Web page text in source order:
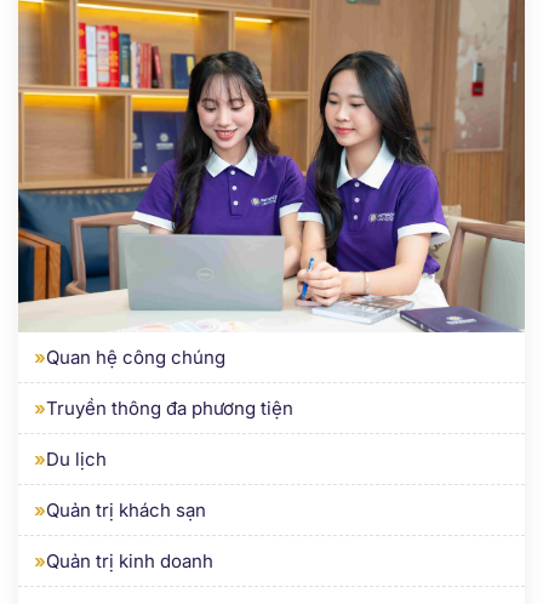
Quan hệ công chúng
»Truyền thông đa phương tiện
»Du lịch
»Quản trị khách sạn
»Quản trị kinh doanh
»Quản lý dự án